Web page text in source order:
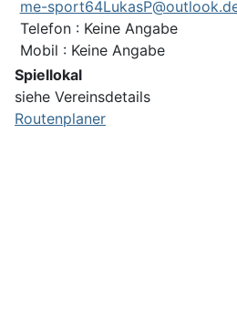
me-
Telefon : Keine Angabe
Mobil : Keine Angabe
Spiellokal
siehe Vereinsdetails
Routenplaner